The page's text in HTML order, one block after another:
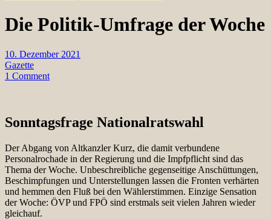
Die Politik-Umfrage der Woche
10. Dezember 2021
Gazette
1 Comment
Sonntagsfrage Nationalratswahl
Der Abgang von Altkanzler Kurz, die damit verbundene
Personalrochade in der Regierung und die Impfpflicht sind das
Thema der Woche. Unbeschreibliche gegenseitige Anschüttungen,
Beschimpfungen und Unterstellungen lassen die Fronten verhärten
und hemmen den Fluß bei den Wählerstimmen. Einzige Sensation
der Woche: ÖVP und FPÖ sind erstmals seit vielen Jahren wieder
gleichauf.